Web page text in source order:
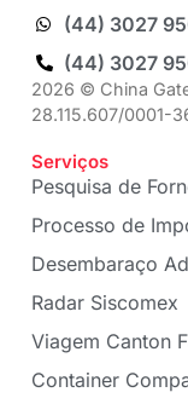
(44) 3027
(44) 3027
2026 © China
28.115.607/0001-
Serviços
Pesquisa de
Processo de
Desembaraço
Radar Siscomex
Viagem Canton
Container